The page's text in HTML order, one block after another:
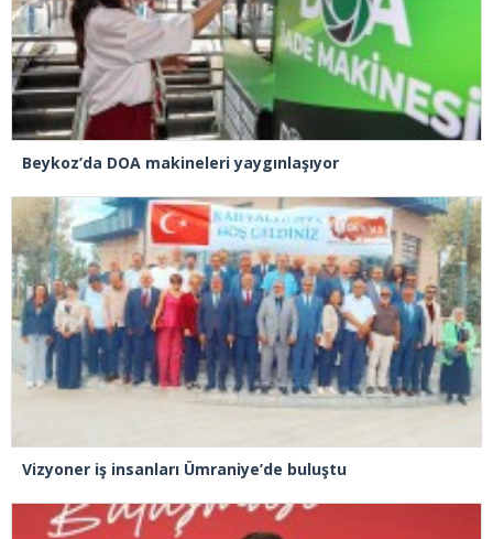
Beykoz’da DOA makineleri yaygınlaşıyor
Vizyoner iş insanları Ümraniye’de buluştu